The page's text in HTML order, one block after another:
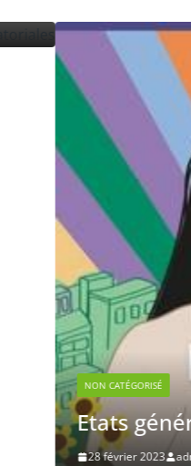
NON CATÉGORISÉ
Etats généraux
28 février 2023 admin